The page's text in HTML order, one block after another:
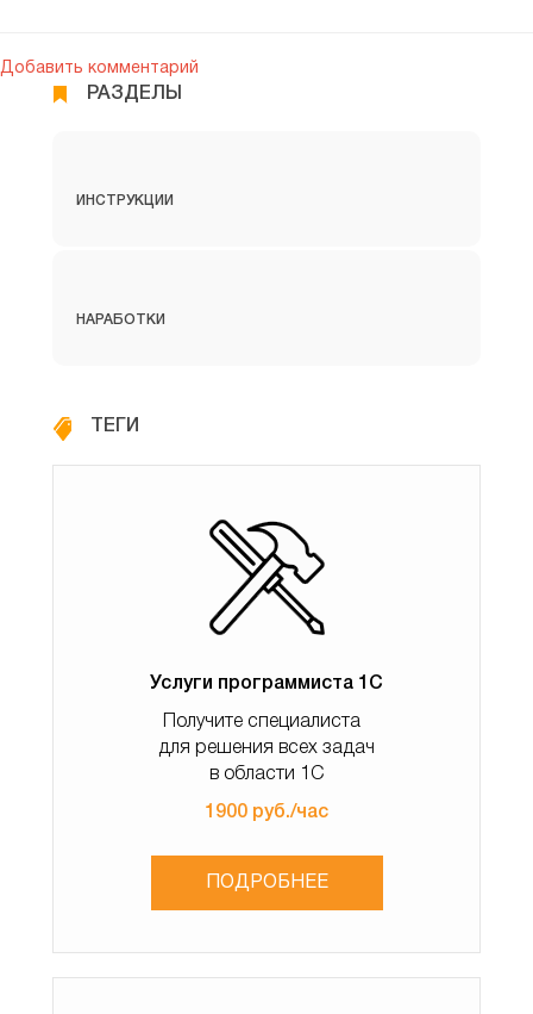
Переходим к демонстрации приема оплаты от
Рассмотрим, как зарегистрировать оплату от
покупателя безналичным способом. Создать документ
можно из документа продажи, а также из журнала
документ Поступление безналичных ДС.
Добавить комментарий
РАЗДЕЛЫ
ИНСТРУКЦИИ
НАРАБОТКИ
ТЕГИ
Услуги программиста 1С
Получите специалиста
для решения всех задач
в области 1С
1900 руб./час
ПОДРОБНЕЕ